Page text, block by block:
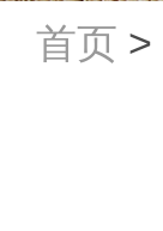
首页 >